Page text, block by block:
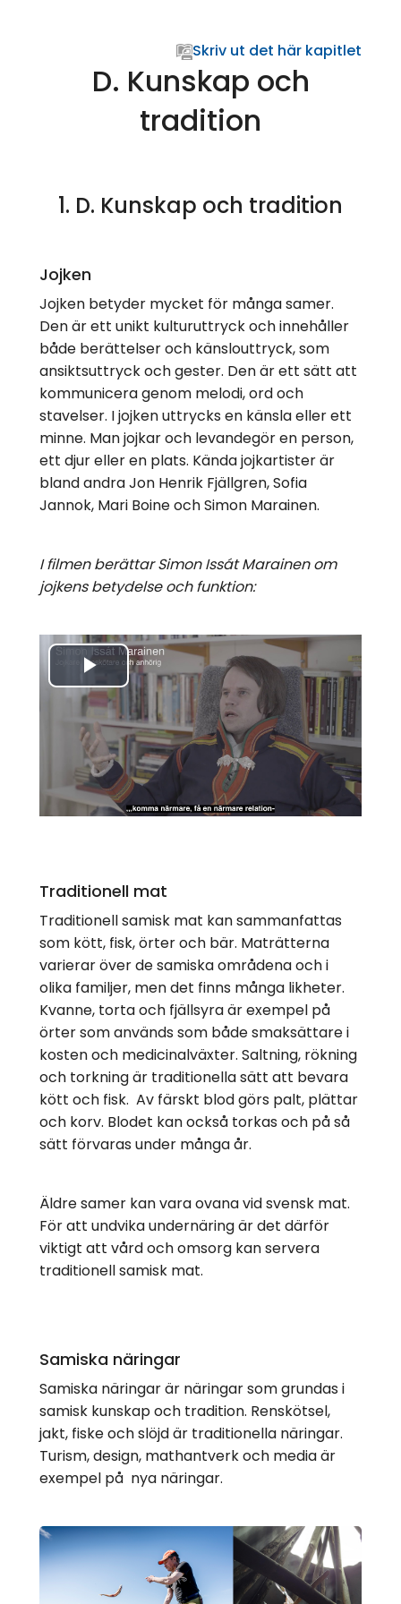
Skriv ut det här kapitlet
D. Kunskap och
tradition
1. D. Kunskap och tradition
Jojken
Jojken betyder mycket för många samer.
Den är ett unikt kulturuttryck och innehåller
både berättelser och känslouttryck, som
ansiktsuttryck och gester. Den är ett sätt att
kommunicera genom melodi, ord och
stavelser. I jojken uttrycks en känsla eller ett
minne. Man jojkar och levandegör en person,
ett djur eller en plats. Kända jojkartister är
bland andra Jon Henrik Fjällgren, Sofia
Jannok, Mari Boine och Simon Marainen.
I filmen berättar Simon Issát Marainen om
jojkens betydelse och funktion:
Spela
upp
video
Traditionell mat
Traditionell samisk mat kan sammanfattas
som kött, fisk, örter och bär. Maträtterna
varierar över de samiska områdena och i
olika familjer, men det finns många likheter.
Kvanne, torta och fjällsyra är exempel på
örter som används som både smaksättare i
kosten och medicinalväxter. Saltning, rökning
och torkning är traditionella sätt att bevara
kött och fisk. Av färskt blod görs palt, plättar
och korv. Blodet kan också torkas och på så
sätt förvaras under många år.
Äldre samer kan vara ovana vid svensk mat.
För att undvika undernäring är det därför
viktigt att vård och omsorg kan servera
traditionell samisk mat.
Samiska näringar
Samiska näringar är näringar som grundas i
samisk kunskap och tradition. Renskötsel,
jakt, fiske och slöjd är traditionella näringar.
Turism, design, mathantverk och media är
exempel på nya näringar.